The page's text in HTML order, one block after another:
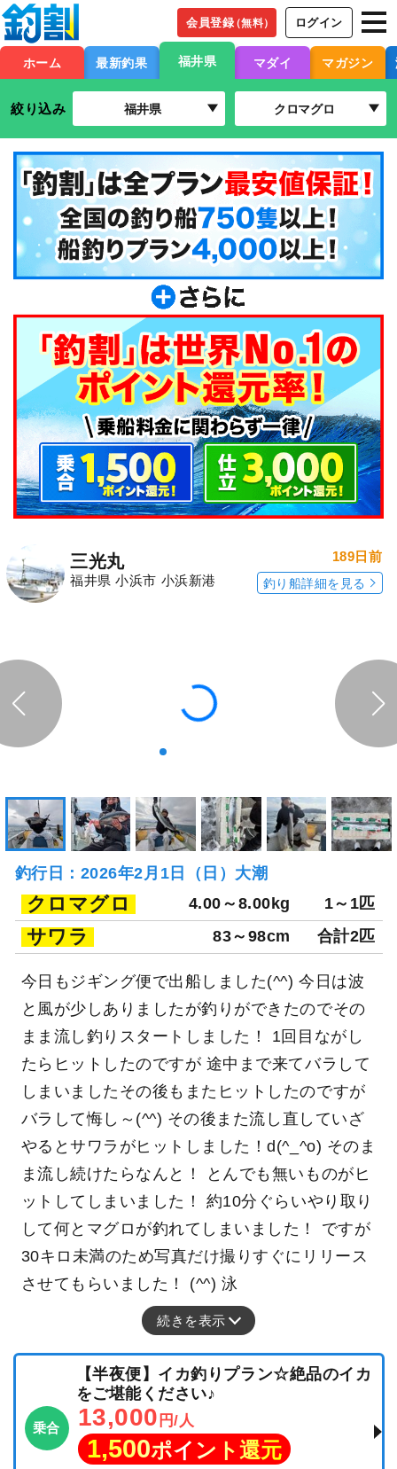
会員登録（無料） ログイン
ホーム 最新釣果 福井県 マダイ マガジン
絞り込み 福井県 クロマグロ
三光丸
福井県 小浜市 小浜新港
189日前
釣り船詳細を見る
釣行日：2026年2月1日（日）大潮
クロマグロ 4.00～8.00kg 1～1匹
サワラ 83～98cm 合計2匹
今日もジギング便で出船しました(^^) 今日は波
と風が少しありましたが釣りができたのでその
まま流し釣りスタートしました！ 1回目ながし
たらヒットしたのですが 途中まで来てバラして
しまいましたその後もまたヒットしたのですが
バラして悔し～(^^) その後また流し直していざ
やるとサワラがヒットしました！d(^_^o) そのま
ま流し続けたらなんと！ とんでも無いものがヒ
ットしてしまいました！ 約10分ぐらいやり取り
して何とマグロが釣れてしまいました！ ですが
30キロ未満のため写真だけ撮りすぐにリリース
させてもらいました！ (^^) 泳
続きを表示
乗合
【半夜便】イカ釣りプラン☆絶品のイカ
をご堪能ください♪
13,000 円/人
1,500ポイント還元